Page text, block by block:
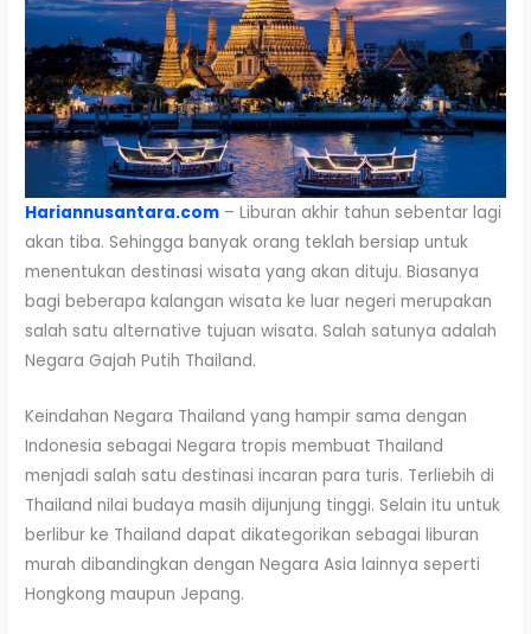
Hariannusantara.com – Liburan akhir tahun sebentar lagi
akan tiba. Sehingga banyak orang teklah bersiap untuk
menentukan destinasi wisata yang akan dituju. Biasanya
bagi beberapa kalangan wisata ke luar negeri merupakan
salah satu alternative tujuan wisata. Salah satunya adalah
Negara Gajah Putih Thailand.
Keindahan Negara Thailand yang hampir sama dengan
Indonesia sebagai Negara tropis membuat Thailand
menjadi salah satu destinasi incaran para turis. Terliebih di
Thailand nilai budaya masih dijunjung tinggi. Selain itu untuk
berlibur ke Thailand dapat dikategorikan sebagai liburan
murah dibandingkan dengan Negara Asia lainnya seperti
Hongkong maupun Jepang.